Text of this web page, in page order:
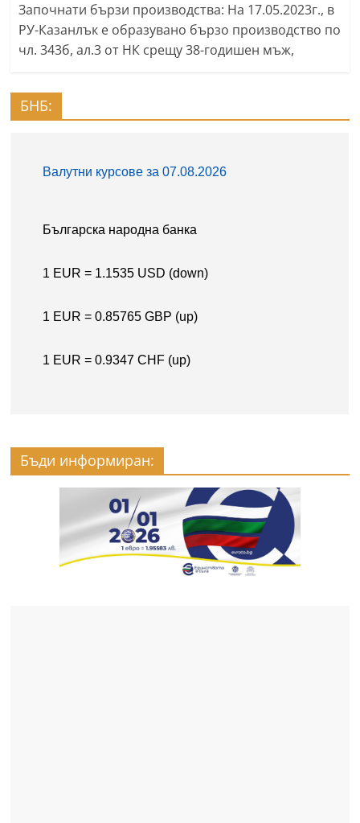
Започнати бързи производства: На 17.05.2023г., в
РУ-Казанлък е образувано бързо производство по
чл. 343б, ал.3 от НК срещу 38-годишен мъж,
БНБ:
Бъди информиран: